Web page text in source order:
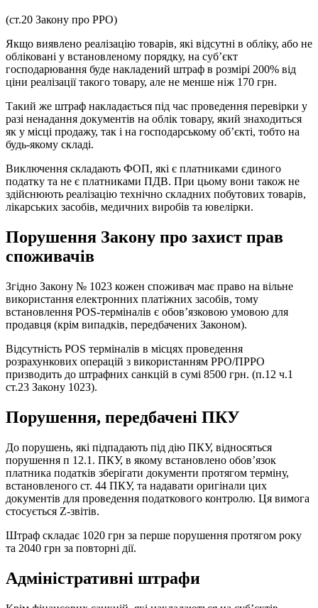
(ст.20 Закону про РРО)
Якщо виявлено реалізацію товарів, які відсутні в обліку, або не
обліковані у встановленому порядку, на суб’єкт
господарювання буде накладений штраф в розмірі 200% від
ціни реалізації такого товару, але не менше ніж 170 грн.
Такий же штраф накладається під час проведення перевірки у
разі ненадання документів на облік товару, який знаходиться
як у місці продажу, так і на господарському об’єкті, тобто на
будь-якому складі.
Виключення складають ФОП, які є платниками єдиного
податку та не є платниками ПДВ. При цьому вони також не
здійснюють реалізацію технічно складних побутових товарів,
лікарських засобів, медичних виробів та ювелірки.
Порушення Закону про захист прав
споживачів
Згідно Закону № 1023 кожен споживач має право на вільне
використання електронних платіжних засобів, тому
встановлення РOS-терміналів є обов’язковою умовою для
продавця (крім випадків, передбачених Законом).
Відсутність POS терміналів в місцях проведення
розрахункових операцій з використанням РРО/ПРРО
призводить до штрафних санкцій в сумі 8500 грн. (п.12 ч.1
ст.23 Закону 1023).
Порушення, передбачені ПКУ
До порушень, які підпадають під дію ПКУ, відносяться
порушення п 12.1. ПКУ, в якому встановлено обов’язок
платника податків зберігати документи протягом терміну,
встановленого ст. 44 ПКУ, та надавати оригінали цих
документів для проведення податкового контролю. Ця вимога
стосується Z-звітів.
Штраф складає 1020 грн за перше порушення протягом року
та 2040 грн за повторні дії.
Адміністративні штрафи